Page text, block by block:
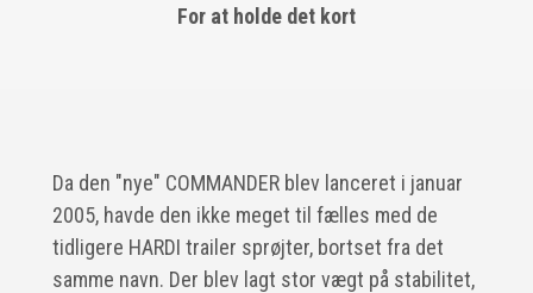
For at holde det kort
Da den "nye" COMMANDER blev lanceret i januar
2005, havde den ikke meget til fælles med de
tidligere HARDI trailer sprøjter, bortset fra det
samme navn. Der blev lagt stor vægt på stabilitet,